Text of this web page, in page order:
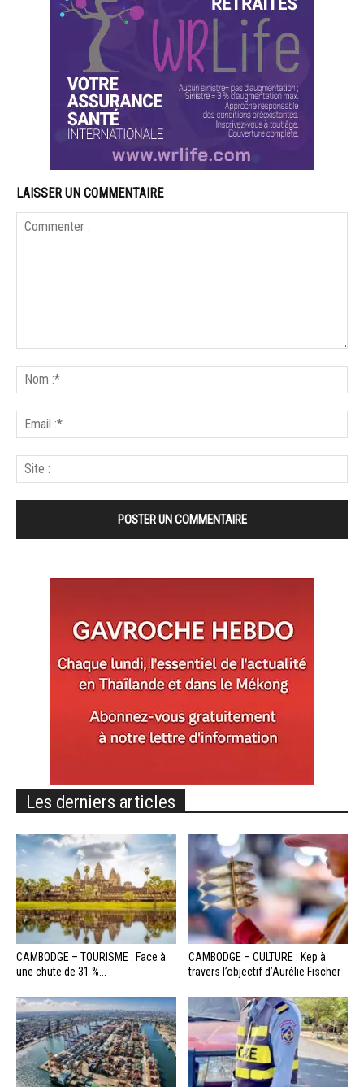
LAISSER UN COMMENTAIRE
Les derniers articles
CAMBODGE – TOURISME : Face à
une chute de 31 %...
CAMBODGE – CULTURE : Kep à
travers l’objectif d’Aurélie Fischer